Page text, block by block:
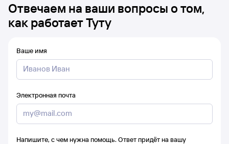
Отвечаем на ваши вопросы о том,
как работает Туту
Ваше имя
Электронная почта
Напишите, с чем нужна помощь. Ответ придёт на вашу